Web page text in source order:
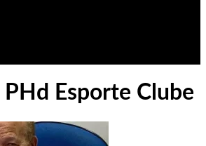
PHd Esporte Clube